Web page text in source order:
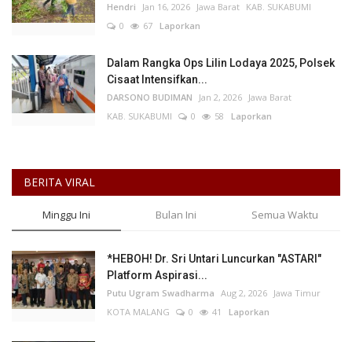
Hendri Jan 16, 2026 Jawa Barat KAB. SUKABUMI
0
67 Laporkan
Dalam Rangka Ops Lilin Lodaya 2025, Polsek
Cisaat Intensifkan...
DARSONO BUDIMAN Jan 2, 2026 Jawa Barat
KAB. SUKABUMI
0 58 Laporkan
BERITA VIRAL
Minggu Ini Bulan Ini Semua Waktu
*HEBOH! Dr. Sri Untari Luncurkan "ASTARI"
Platform Aspirasi...
Putu Ugram Swadharma Aug 2, 2026 Jawa Timur
KOTA MALANG
0 41 Laporkan